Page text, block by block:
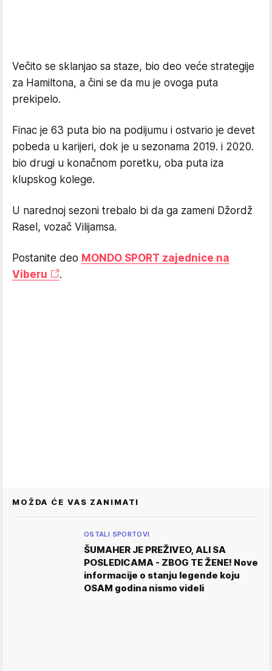
Večito se sklanjao sa staze, bio deo veće strategije
za Hamiltona, a čini se da mu je ovoga puta
prekipelo.
Finac je 63 puta bio na podijumu i ostvario je devet
pobeda u karijeri, dok je u sezonama 2019. i 2020.
bio drugi u konačnom poretku, oba puta iza
klupskog kolege.
U narednoj sezoni trebalo bi da ga zameni Džordž
Rasel, vozač Vilijamsa.
Postanite deo MONDO SPORT zajednice na
Viberu
.
MOŽDA ĆE VAS ZANIMATI
OSTALI SPORTOVI
ŠUMAHER JE PREŽIVEO, ALI SA
POSLEDICAMA - ZBOG TE ŽENE! Nove
informacije o stanju legende koju
OSAM godina nismo videli